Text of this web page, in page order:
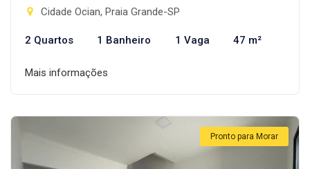
Cidade Ocian, Praia Grande-SP
2 Quartos 1 Banheiro 1 Vaga 47 m²
Mais informações
Pronto para Morar